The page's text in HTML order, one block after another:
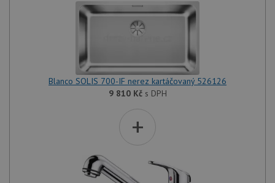
Blanco SOLIS 700-IF nerez kartáčovaný 526126
9 810 Kčs DPH
+